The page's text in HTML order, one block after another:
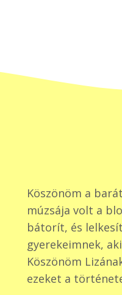
Köszönöm a
múzsája volt a
bátorít, és
gyerekeimnek,
Köszönöm
ezeket a